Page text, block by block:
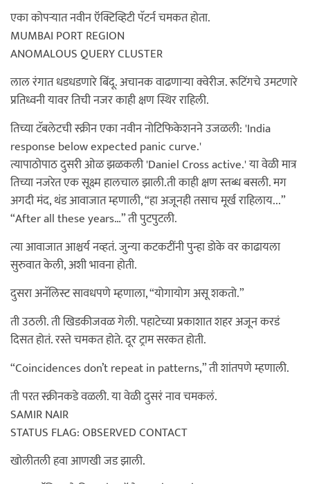
एका कोपऱ्यात नवीन ऍक्टिव्हिटी पॅटर्न चमकत होता.
MUMBAI PORT REGION
ANOMALOUS QUERY CLUSTER
लाल रंगात धडधडणारे बिंदू. अचानक वाढणाऱ्या क्वेरीज. रूटिंगचे उमटणारे
प्रतिध्वनी यावर तिची नजर काही क्षण स्थिर राहिली.
तिच्या टॅबलेटची स्क्रीन एका नवीन नोटिफिकेशनने उजळली: 'India
response below expected panic curve.'
त्यापाठोपाठ दुसरी ओळ झळकली 'Daniel Cross active.' या वेळी मात्र
तिच्या नजरेत एक सूक्ष्म हालचाल झाली.ती काही क्षण स्तब्ध बसली. मग
अगदी मंद, थंड आवाजात म्हणाली, “हा अजूनही तसाच मूर्ख राहिलाय...”
“After all these years…” ती पुटपुटली.
त्या आवाजात आश्चर्य नव्हतं. जुन्या कटकटींनी पुन्हा डोके वर काढायला
सुरुवात केली, अशी भावना होती.
दुसरा अनॅलिस्ट सावधपणे म्हणाला, “योगायोग असू शकतो.”
ती उठली. ती खिडकीजवळ गेली. पहाटेच्या प्रकाशात शहर अजून करडं
दिसत होतं. रस्ते चमकत होते. दूर ट्राम सरकत होती.
“Coincidences don’t repeat in patterns,” ती शांतपणे म्हणाली.
ती परत स्क्रीनकडे वळली. या वेळी दुसरं नाव चमकलं.
SAMIR NAIR
STATUS FLAG: OBSERVED CONTACT
खोलीतली हवा आणखी जड झाली.